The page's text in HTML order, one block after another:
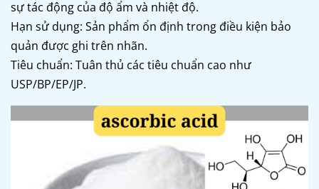
sự tác động của độ ẩm và nhiệt độ.
Hạn sử dụng: Sản phẩm ổn định trong điều kiện bảo
quản được ghi trên nhãn.
Tiêu chuẩn: Tuân thủ các tiêu chuẩn cao như
USP/BP/EP/JP.